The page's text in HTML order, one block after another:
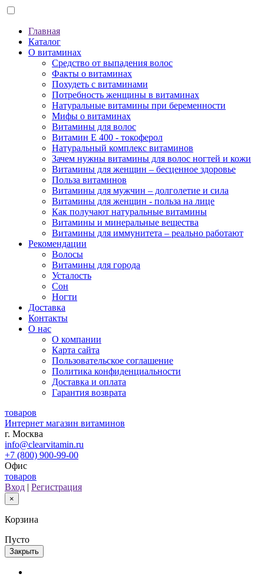
Главная
Каталог
О витаминах
Средство от выпадения волос
Факты о витаминах
Похудеть с витаминами
Потребность женщины в витаминах
Натуральные витамины при беременности
Мифы о витаминах
Витамины для волос
Витамин Е 400 - токоферол
Натуральный комплекс витаминов
Зачем нужны витамины для волос ногтей и кожи
Витамины для женщин – бесценное здоровье
Польза витаминов
Витамины для мужчин – долголетие и сила
Витамины для женщин - польза на лице
Как получают натуральные витамины
Витамины и минеральные вещества
Витамины для иммунитета – реально работают
Рекомендации
Волосы
Витамины для города
Усталость
Сон
Ногти
Доставка
Контакты
О нас
О компании
Карта сайта
Пользовательское соглашение
Политика конфиденциальности
Доставка и оплата
Гарантия возврата
товaров
Интернет магазин витаминов
г. Москва
info@clearvitamin.ru
+7 (800) 900-99-00
Офис
товаров
Вход | Регистрация
×
Корзина
Пусто
Закрыть